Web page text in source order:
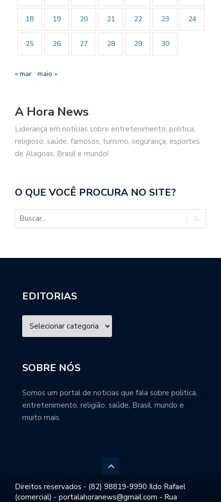
18 19 20 21 22 23 24
25 26 27 28 29 30
« mar maio »
A Hora News
Liderança em notícias sobre entretenimento, politica,
religioso, saúde, famosos, turismo, segurança, esportes
de Alagoas, Brasil e mundo!
O QUE VOCÊ PROCURA NO SITE?
EDITORIAS
SOBRE NÓS
Somos um portal de noticias que fala sobre politica,
entretenimento, religião, saúde, Brasil, mundo e
muito mais.
Direitos reservados - (82) 98819-9990 Ildo Rafael
(comercial) - portalahoranews@gmail.com - Rua